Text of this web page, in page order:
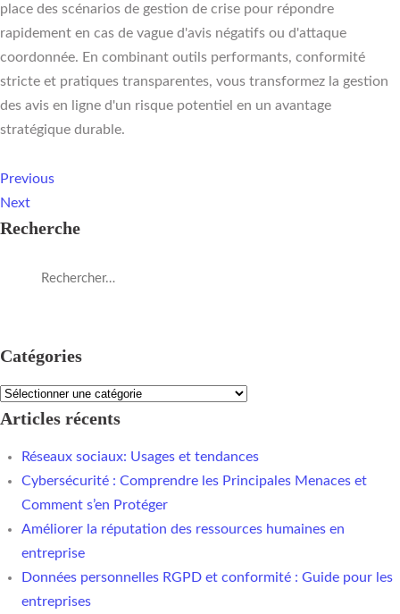
place des scénarios de gestion de crise pour répondre
rapidement en cas de vague d'avis négatifs ou d'attaque
coordonnée. En combinant outils performants, conformité
stricte et pratiques transparentes, vous transformez la gestion
des avis en ligne d'un risque potentiel en un avantage
stratégique durable.
Previous
Next
Recherche
Catégories
Articles récents
Réseaux sociaux: Usages et tendances
Cybersécurité : Comprendre les Principales Menaces et
Comment s’en Protéger
Améliorer la réputation des ressources humaines en
entreprise
Données personnelles RGPD et conformité : Guide pour les
entreprises